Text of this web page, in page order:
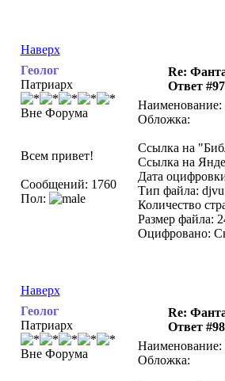
Наверх
Геолог
Патриарх
Вне Форума
Всем привет!
Сообщений: 1760
Пол:
Re:
Ответ
Обложка:
Ссылка на
Ссылка на
Дата
Тип файла: djvu
Количество
Размер файла:
Оцифровано:
Наверх
Геолог
Патриарх
Вне Форума
Re:
Ответ
Обложка: